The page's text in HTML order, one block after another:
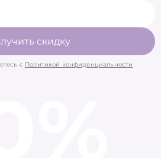
скидку
с Политикой конфиденциальности